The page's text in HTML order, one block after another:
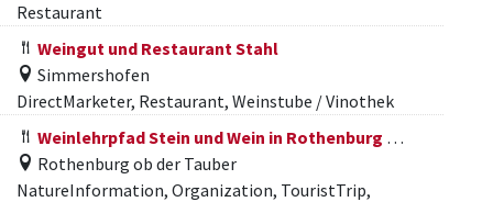
Restaurant
Weingut und Restaurant Stahl
Simmershofen
DirectMarketer, Restaurant, Weinstube / Vinothek
Weinlehrpfad Stein und Wein in Rothenburg ob der Tauber
Rothenburg ob der Tauber
NatureInformation, Organization, TouristTrip,